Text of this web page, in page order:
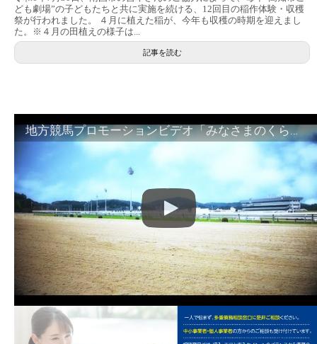
ども劇場”の子どもたちと共に実施を続ける、12回目の稲作体験・収穫
祭が行われました。 ４月に植えた稲が、今年も収穫の時期を迎えまし
た。※４月の田植えの様子は...
記事を読む
地方競馬プロモーションビデオ「みなさまのくらしのために」30秒篇｜NAR公式